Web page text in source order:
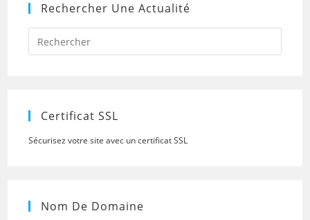
Rechercher Une Actualité
Press
to
Certificat SSL
Sécurisez votre site avec un certificat SSL
Nom De Domaine